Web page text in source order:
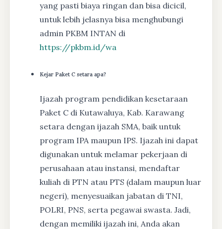
yang pasti biaya ringan dan bisa dicicil,
untuk lebih jelasnya bisa menghubungi
admin PKBM INTAN di
https://pkbm.id/wa
Kejar Paket C setara apa?
Ijazah program pendidikan kesetaraan
Paket C di Kutawaluya, Kab. Karawang
setara dengan ijazah SMA, baik untuk
program IPA maupun IPS. Ijazah ini dapat
digunakan untuk melamar pekerjaan di
perusahaan atau instansi, mendaftar
kuliah di PTN atau PTS (dalam maupun luar
negeri), menyesuaikan jabatan di TNI,
POLRI, PNS, serta pegawai swasta. Jadi,
dengan memiliki ijazah ini, Anda akan